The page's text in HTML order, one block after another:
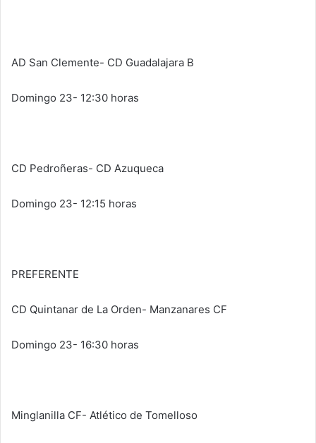
AD San Clemente- CD Guadalajara B
Domingo 23- 12:30 horas
CD Pedroñeras- CD Azuqueca
Domingo 23- 12:15 horas
PREFERENTE
CD Quintanar de La Orden- Manzanares CF
Domingo 23- 16:30 horas
Minglanilla CF- Atlético de Tomelloso